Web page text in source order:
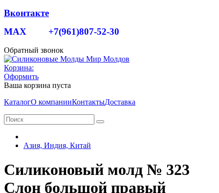
Вконтакте
MAX +7(961)807-52-30
Обратный звонок
Корзина:
Оформить
Ваша корзина пуста
КаталогО компанииКонтактыДоставка
Азия, Индия, Китай
Силиконовый молд № 323
Слон большой правый